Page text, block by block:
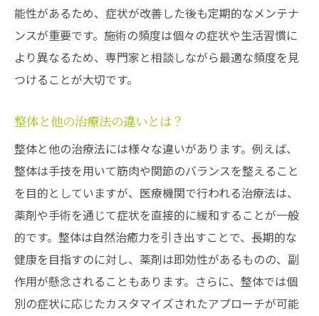
オフィスワーカーにおすすめの整体施術
デスクワークの合間にできる首ケア方法
整体で首の疲れがリフレッシュされる理由
デスクワークによる首の不調と整体の関係
和
スマホ首の原因とその影響
スマホ使用からくる首痛の対処法
スマホ首と整体の関係性
スマホ使用時の正しい姿勢とその習慣化
整体でスマホによる首の痛みを軽減する
スマホ首を予防するための整体の役割
能性があるため、症状が改善した後も定期的なメンテナ
ンスが重要です。施術の頻度は個々の症状や生活習慣に
より異なるため、専門家と相談しながら最適な頻度を見
つけることが大切です。
整体と他の治療法の違いとは？
整体と他の治療法には様々な違いがあります。例えば、
整体は手技を用いて筋肉や関節のバランスを整えること
を目的としていますが、医療機関で行われる治療法は、
薬剤や手術を通じて症状を直接的に緩和することが一般
的です。整体は自然治癒力を引き出すことで、長期的な
健康を目指すのに対し、薬剤は即効性があるものの、副
作用が懸念されることもあります。さらに、整体では個
別の症状に応じたカスタマイズされたアプローチが可能